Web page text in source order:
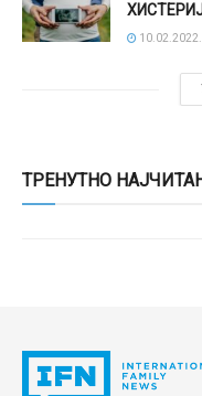
10.02.2022.
ТРЕНУТНО